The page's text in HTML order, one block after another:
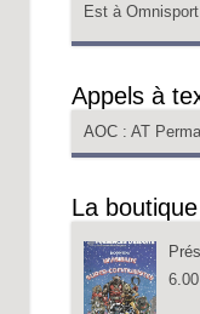
Est à Omnisport
Appels à
AOC : AT
La boutique
6.00